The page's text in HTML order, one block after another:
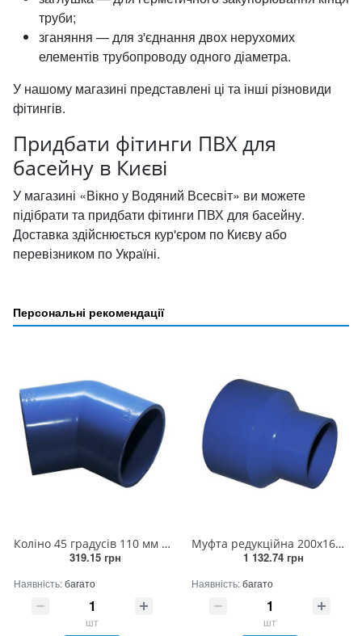
труби;
зганяння — для з'єднання двох нерухомих
елементів трубопроводу одного діаметра.
У нашому магазині представлені ці та інші різновиди
фітингів.
Придбати фітинги ПВХ для
басейну в Києві
У магазині «Вікно у Водяний Всесвіт» ви можете
підібрати та придбати фітинги ПВХ для басейну.
Доставка здійснюється кур'єром по Києву або
перевізником по Україні.
Персональні рекомендації
Коліно 45 градусів 110 мм (20/14штук/ящик)
319.15 грн
Наявність:багато
шт
Муфта редукційна 200х160мм (6штук/ящик)
1 132.74 грн
Наявність:багато
шт